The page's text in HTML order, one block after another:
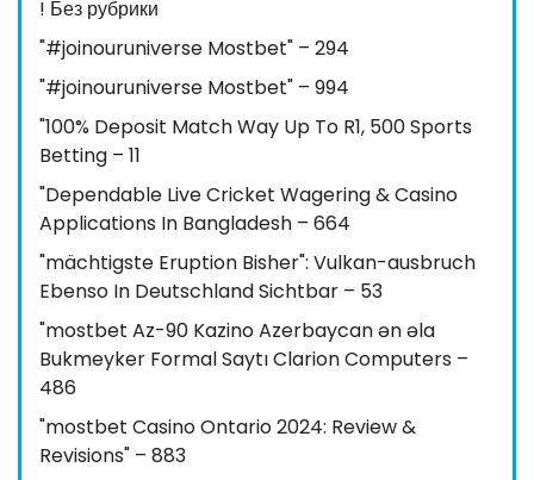
! Без рубрики
"#joinouruniverse Mostbet" – 294
"#joinouruniverse Mostbet" – 994
"100% Deposit Match Way Up To R1, 500 Sports
Betting – 11
"Dependable Live Cricket Wagering & Casino
Applications In Bangladesh – 664
"mächtigste Eruption Bisher": Vulkan-ausbruch
Ebenso In Deutschland Sichtbar – 53
"mostbet Az-90 Kazino Azerbaycan ən əla
Bukmeyker Formal Saytı Clarion Computers –
486
"mostbet Casino Ontario 2024: Review &
Revisions" – 883